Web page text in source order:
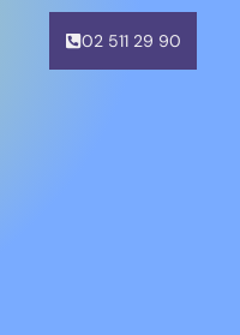
02 511 29 90